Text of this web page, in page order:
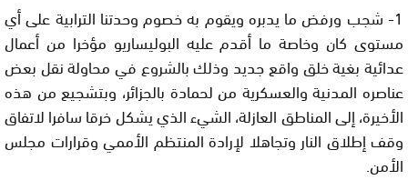
1- شجب ورفض ما يدبره ويقوم به خصوم وحدتنا الترابية على أي
مستوى كان وخاصة ما أقدم عليه البوليساريو مؤخرا من أعمال
عدائية بغية خلق واقع جديد وذلك بالشروع في محاولة نقل بعض
عناصره المدنية والعسكرية من لحمادة بالجزائر، وبتشجيع من هذه
الأخيرة، إلى المناطق العازلة، الشيء الذي يشكل خرقا سافرا لاتفاق
وقف إطلاق النار وتجاهلا لإرادة المنتظم الأممي وقرارات مجلس
الأمن.